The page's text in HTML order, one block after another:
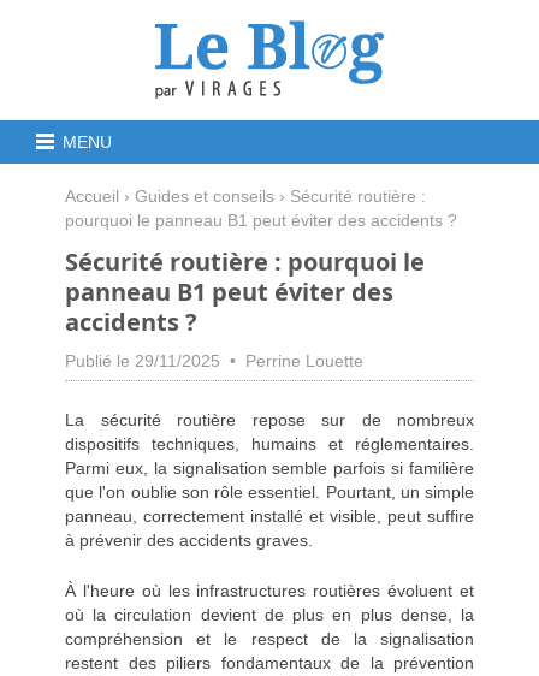
MENU
Accueil › Guides et conseils › Sécurité routière :
pourquoi le panneau B1 peut éviter des accidents ?
Sécurité routière : pourquoi le
panneau B1 peut éviter des
accidents ?
Publié le 29/11/2025 • Perrine Louette
La sécurité routière repose sur de nombreux
dispositifs techniques, humains et réglementaires.
Parmi eux, la signalisation semble parfois si familière
que l'on oublie son rôle essentiel. Pourtant, un simple
panneau, correctement installé et visible, peut suffire
à prévenir des accidents graves.
À l'heure où les infrastructures routières évoluent et
où la circulation devient de plus en plus dense, la
compréhension et le respect de la signalisation
restent des piliers fondamentaux de la prévention